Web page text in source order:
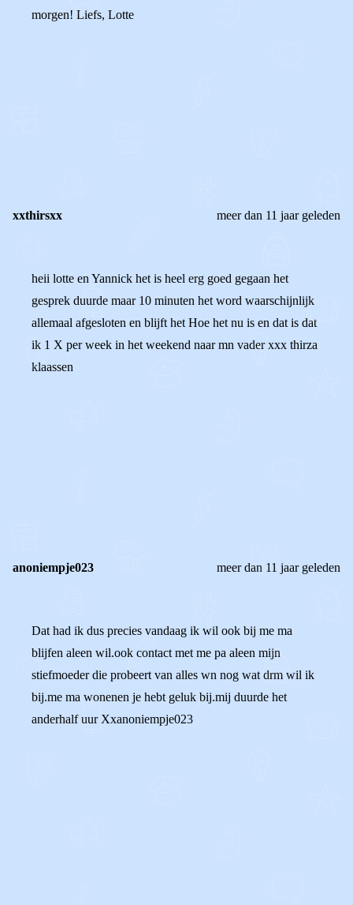
morgen! Liefs, Lotte
xxthirsxx meer dan 11 jaar geleden
heii lotte en Yannick het is heel erg goed gegaan het
gesprek duurde maar 10 minuten het word waarschijnlijk
allemaal afgesloten en blijft het Hoe het nu is en dat is dat
ik 1 X per week in het weekend naar mn vader xxx thirza
klaassen
anoniempje023 meer dan 11 jaar geleden
Dat had ik dus precies vandaag ik wil ook bij me ma
blijfen aleen wil.ook contact met me pa aleen mijn
stiefmoeder die probeert van alles wn nog wat drm wil ik
bij.me ma wonenen je hebt geluk bij.mij duurde het
anderhalf uur Xxanoniempje023